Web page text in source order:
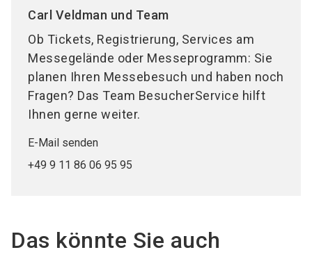
Carl Veldman und Team
Ob Tickets, Registrierung, Services am
Messegelände oder Messeprogramm: Sie
planen Ihren Messebesuch und haben noch
Fragen? Das Team BesucherService hilft
Ihnen gerne weiter.
E-Mail senden
+49 9 11 86 06 95 95
Das könnte Sie auch